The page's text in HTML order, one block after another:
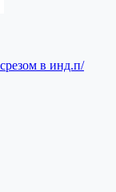
в инд.п/